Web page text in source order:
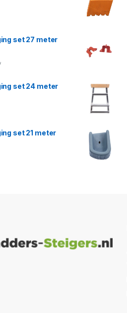
set 27 meter
set 24 meter
set 21 meter